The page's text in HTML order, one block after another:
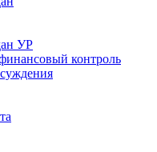
УР
контроль